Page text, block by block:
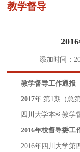
教学督导
添加时间：
教学督导工作通报
2017年 第1期（总第
四川大学本科教学
2016年校督导委工
2016年四川大学第